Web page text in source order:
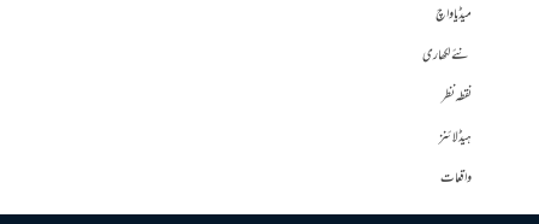
میڈیا واچ
نئے لکھاری
نقطہ نظر
ہیڈلائنز
واقعات